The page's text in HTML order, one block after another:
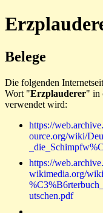
Belege
Die folgenden
Wort "Erzplauderer" in
verwendet wird:
https://
ource.org/wiki/
https://
wikimedia.org/
utschen.pdf